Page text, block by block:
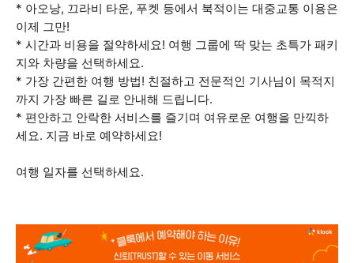
* 아오낭, 끄라비 타운, 푸켓 등에서 북적이는 대중교통 이용은
이제 그만!
* 시간과 비용을 절약하세요! 여행 그룹에 딱 맞는 초특가 패키
지와 차량을 선택하세요.
* 가장 간편한 여행 방법! 친절하고 전문적인 기사님이 목적지
까지 가장 빠른 길로 안내해 드립니다.
* 편안하고 안락한 서비스를 즐기며 여유로운 여행을 만끽하
세요. 지금 바로 예약하세요!
여행 일자를 선택하세요.